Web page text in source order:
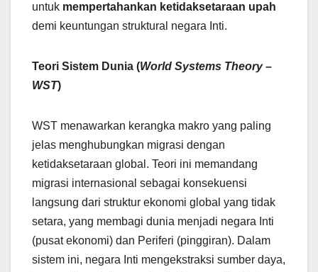
untuk mempertahankan ketidaksetaraan upah
demi keuntungan struktural negara Inti.
Teori Sistem Dunia (World Systems Theory –
WST)
WST menawarkan kerangka makro yang paling
jelas menghubungkan migrasi dengan
ketidaksetaraan global. Teori ini memandang
migrasi internasional sebagai konsekuensi
langsung dari struktur ekonomi global yang tidak
setara, yang membagi dunia menjadi negara Inti
(pusat ekonomi) dan Periferi (pinggiran). Dalam
sistem ini, negara Inti mengekstraksi sumber daya,